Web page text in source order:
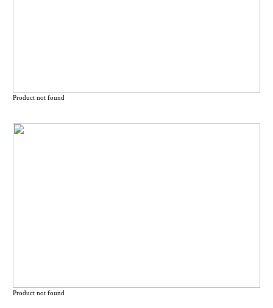
Product not found
Product not found